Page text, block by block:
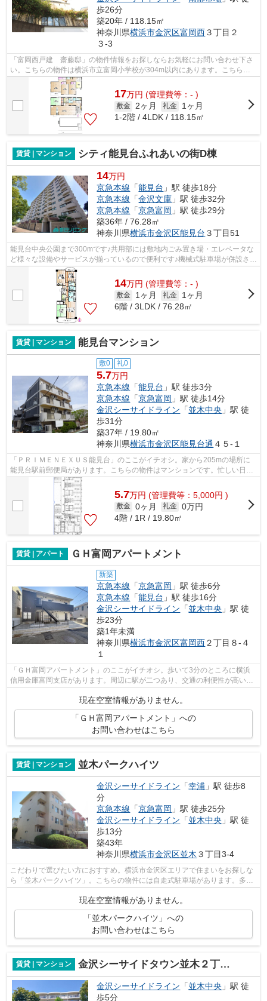
歩26分
築20年 / 118.15㎡
神奈川県横浜市金沢区富岡西３丁目２
３-3
「富岡西戸建 齋藤邸」の物件情報をお探しならお気軽にお問い合わせ下さ
い。こちらの物件は横浜市立富岡小学校が304m以内にあります。こちらの
物件は、駅へも徒歩11分と歩いてアクセ...
17万円 (管理費等：- )
敷金 2ヶ月 礼金
1ヶ月
1-2階 / 4LDK / 118.15㎡
賃貸 | マンション シティ能見台ふれあいの街D棟
14万円
京急本線 「能見台 」駅 徒歩18分
京急本線 「金沢文庫 」駅 徒歩32分
京急本線 「京急富岡 」駅 徒歩29分
築36年 / 76.28㎡
神奈川県横浜市金沢区能見台 ３丁目51
能見台中央公園まで300mです♪共用部には敷地内ごみ置き場・エレベータな
ど様々な設備やサービスが揃っているので便利です♪機械式駐車場が併設され
た物件です♪防犯対策もバッチリなマン...
14万円 (管理費等：- )
敷金 1ヶ月 礼金
1ヶ月
6階 / 3LDK / 76.28㎡
賃貸 | マンション 能見台マンション
敷0 礼0
5.7万円
京急本線 「能見台 」駅 徒歩3分
京急本線 「京急富岡 」駅 徒歩14分
金沢シーサイドライン 「並木中央 」駅 徒
歩31分
築37年 / 19.80㎡
神奈川県横浜市金沢区能見台通 ４５-１
「ＰＲＩＭＥＮＥＸＵＳ能見台」のここがイチオシ。家から205mの場所に
能見台駅前郵便局があります。こちらの物件はマンションです。忙しい日で
もゴミ出しをサクッと終えられるように...
5.7万円 (管理費等：5,000円 )
敷金 0ヶ月 礼金 0万円
4階 / 1R / 19.80㎡
賃貸 | アパート ＧＨ富岡アパートメント
新築
京急本線 「京急富岡 」駅 徒歩6分
京急本線 「能見台 」駅 徒歩16分
金沢シーサイドライン 「並木中央 」駅 徒
歩23分
築1年未満
神奈川県横浜市金沢区富岡西２丁目８-４
１
「ＧＨ富岡アパートメント」のここがイチオシ。歩いて3分のところに横浜
信用金庫富岡支店があります。周辺に駅が二つあり、交通の利便性が高いで
現在空室情報がありません。
「ＧＨ富岡アパートメント」への
お問い合わせはこちら
賃貸 | マンション 並木パークハイツ
金沢シーサイドライン 「幸浦 」駅 徒歩8
分
京急本線 「京急富岡 」駅 徒歩25分
金沢シーサイドライン 「並木中央 」駅 徒
歩13分
築43年
神奈川県横浜市金沢区並木 ３丁目3-4
こだわりで選びたい方におすすめ。横浜市金沢区エリアで住まいをお探しな
ら「並木パークハイツ」。こちらの物件には自走式駐車場があります。多く
の方からニーズのある日中管理人駐在...
現在空室情報がありません。
「並木パークハイツ」への
お問い合わせはこちら
賃貸 | マンション 金沢シーサイドタウン並木２丁目１２街区５棟
金沢シーサイドライン 「並木中央 」駅 徒
歩5分